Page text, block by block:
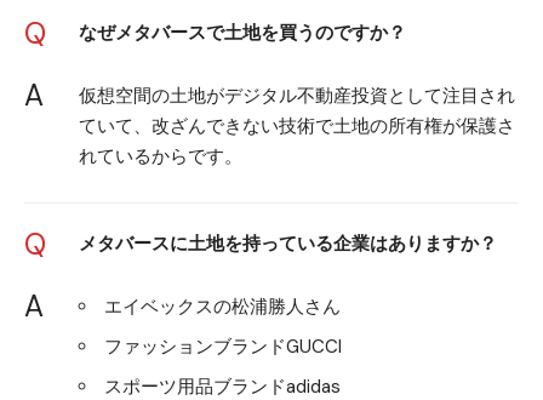
Q なぜメタバースで土地を買うのですか？
A
仮想空間の土地がデジタル不動産投資として注目され
ていて、改ざんできない技術で土地の所有権が保護さ
れているからです。
Q メタバースに土地を持っている企業はありますか？
A
エイベックスの松浦勝人さん
ファッションブランドGUCCI
スポーツ用品ブランドadidas